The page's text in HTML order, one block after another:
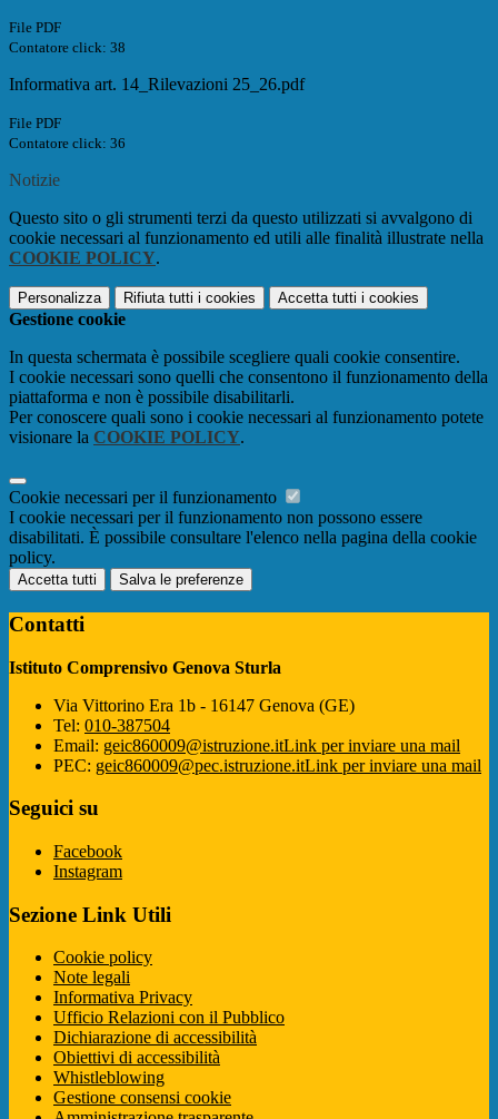
File PDF
Contatore click: 38
Informativa art. 14_Rilevazioni 25_26.pdf
File PDF
Contatore click: 36
Notizie
Questo sito o gli strumenti terzi da questo utilizzati si avvalgono di
cookie necessari al funzionamento ed utili alle finalità illustrate nella
COOKIE POLICY.
Personalizza Rifiuta tutti i cookies Accetta tutti i cookies
Gestione cookie
In questa schermata è possibile scegliere quali cookie consentire.
I cookie necessari sono quelli che consentono il funzionamento della
piattaforma e non è possibile disabilitarli.
Per conoscere quali sono i cookie necessari al funzionamento potete
visionare la COOKIE POLICY.
Cookie necessari per il funzionamento
I cookie necessari per il funzionamento non possono essere
disabilitati. È possibile consultare l'elenco nella pagina della cookie
policy.
Accetta tutti Salva le preferenze
Contatti
Istituto Comprensivo Genova Sturla
Via Vittorino Era 1b - 16147 Genova (GE)
Tel: 010-387504
Email: geic860009@istruzione.itLink per inviare una mail
PEC: geic860009@pec.istruzione.itLink per inviare una mail
Seguici su
Facebook
Instagram
Sezione Link Utili
Cookie policy
Note legali
Informativa Privacy
Ufficio Relazioni con il Pubblico
Dichiarazione di accessibilità
Obiettivi di accessibilità
Whistleblowing
Gestione consensi cookie